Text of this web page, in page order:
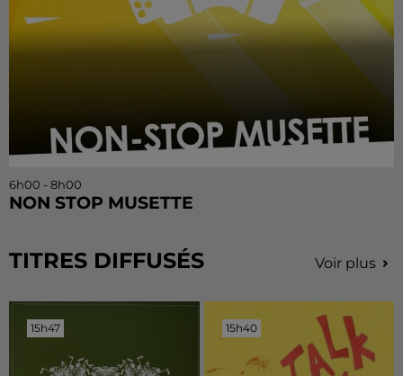
6h00 - 8h00
NON STOP MUSETTE
TITRES DIFFUSÉS Voir plus
15h47
15h47 15h40
15h40